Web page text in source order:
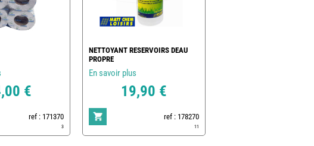
€
ref : 171370
3
NETTOYANT RESERVOIRS DEAU
PROPRE
En savoir plus
19,90 €
ref : 178270
11